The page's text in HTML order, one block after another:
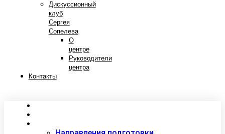
Дискуссионный
клуб
Сергея
Сопелева
О
центре
Руководители
центра
Контакты